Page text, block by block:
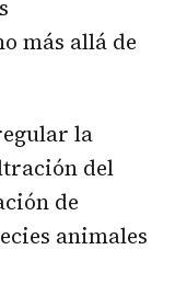
más allá de
la
del
de
animales